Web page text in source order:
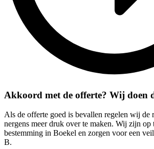
Akkoord met de offerte? Wij doen
Als de offerte goed is bevallen regelen wij de
nergens meer druk over te maken. Wij zijn
bestemming in Boekel en zorgen voor een
B.